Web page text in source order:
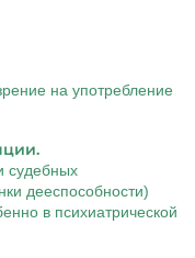
на употребление
судебных
дееспособности)
в психиатрической